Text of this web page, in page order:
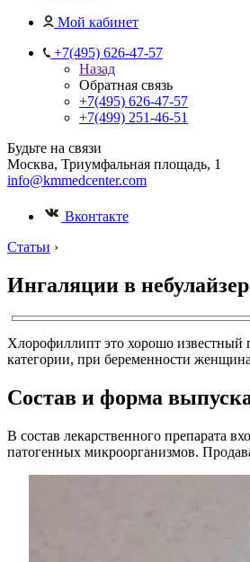
Мой кабинет
+7(495) 626-47-57
Назад
Обратная связь
+7(495) 626-47-57
+7(499) 251-46-51
Будьте на связи
Москва, Триумфальная площадь, 1
info@kmmedcenter.com
Вконтакте
Статьи ›
Ингаляции в
Хлорофиллипт это хорошо известный
категории, при беременности
Состав и форма
В состав лекарственного препарата
патогенных микроорганизмов.